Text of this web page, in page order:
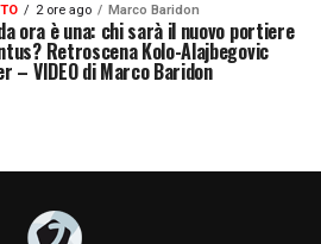
2 ore ago Marco Baridon
ora è una: chi sarà il nuovo portiere
Retroscena Kolo-Alajbegovic
– VIDEO di Marco Baridon